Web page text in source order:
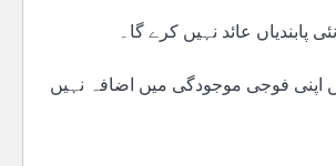
پابندیاں عائد نہیں کرے گا۔
اپنی فوجی موجودگی میں اضافہ نہیں